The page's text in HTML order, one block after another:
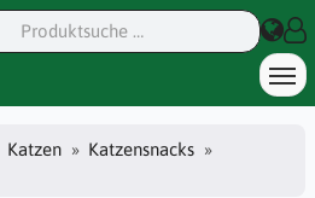
Katzen
Katzensnacks